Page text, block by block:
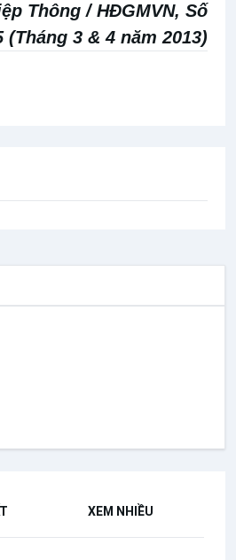
Thông / HĐGMVN, Số
(Tháng 3 & 4 năm 2013)
XEM NHIỀU